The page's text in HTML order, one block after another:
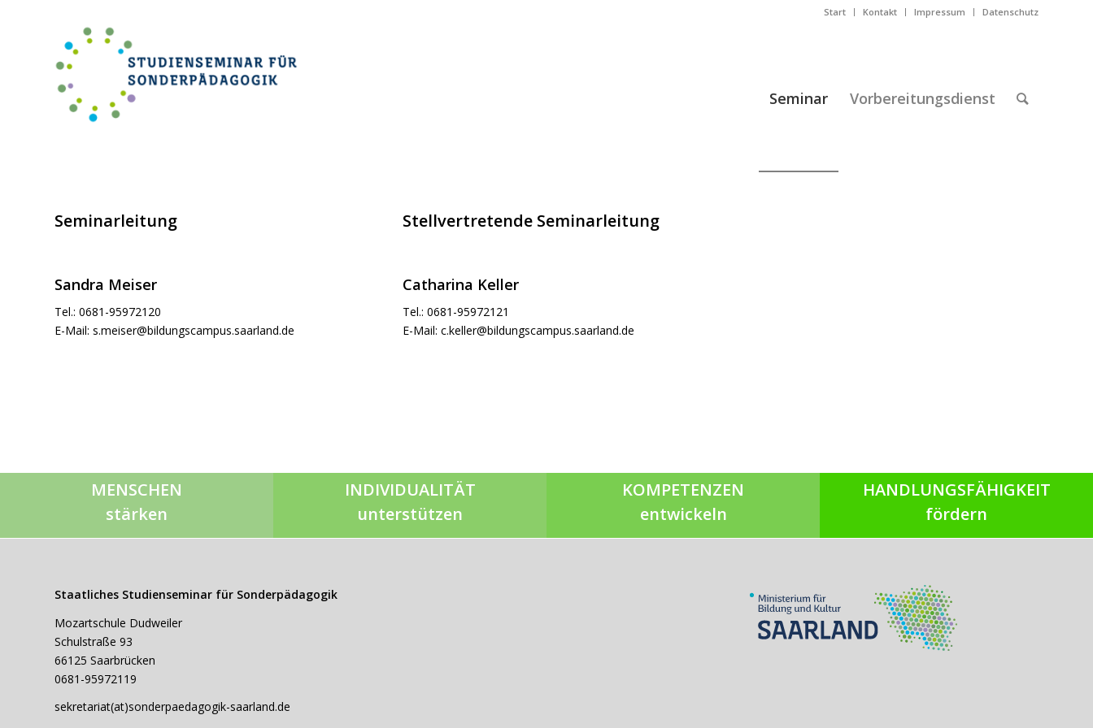
Start Kontakt Impressum Datenschutz
Seminar Vorbereitungsdienst
Seminarleitung Stellvertretende Seminarleitung
Sandra Meiser
Tel.: 0681-95972120
E-Mail: s.meiser@bildungscampus.saarland.de
Catharina Keller
Tel.: 0681-95972121
E-Mail: c.keller@bildungscampus.saarland.de
MENSCHEN
stärken
INDIVIDUALITÄT
unterstützen
KOMPETENZEN
entwickeln
HANDLUNGSFÄHIGKEIT
fördern
Staatliches Studienseminar für Sonderpädagogik
Mozartschule Dudweiler
Schulstraße 93
66125 Saarbrücken
0681-95972119
sekretariat(at)sonderpaedagogik-saarland.de